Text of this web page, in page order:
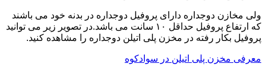
ولی مخازن دوجداره دارای پروفیل دوجداره در بدنه خود می باشند
که ارتفاع پروفیل حداقل ۱۰ سانت می باشد.در تصویر زیر می توانید
پروفیل بکار رفته در مخزن پلی اتیلن دوجداره را مشاهده کنید.
معرفی مخزن پلی اتیلن در سوادکوه